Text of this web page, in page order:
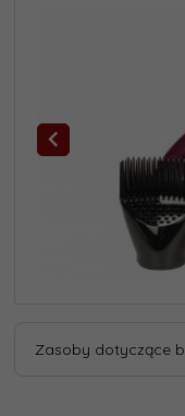
Zasoby dotyczące